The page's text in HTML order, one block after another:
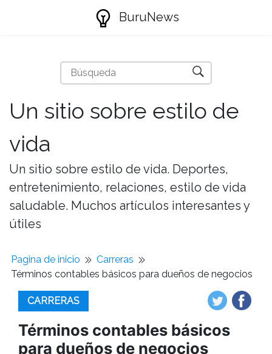
BuruNews
Un sitio sobre estilo de
vida
Un sitio sobre estilo de vida. Deportes,
entretenimiento, relaciones, estilo de vida
saludable. Muchos artículos interesantes y
útiles
Pagina de inicio
Carreras
Términos contables básicos para dueños de negocios
CARRERAS
Términos contables básicos
para dueños de negocios